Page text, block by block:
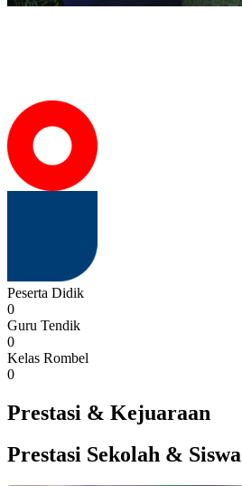
Peserta Didik
0
Guru Tendik
0
Kelas Rombel
0
Prestasi & Kejuaraan
Prestasi Sekolah & Siswa